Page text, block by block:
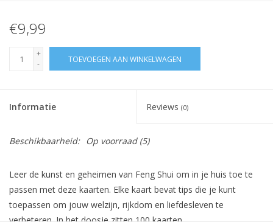
€9,99
+
-
TOEVOEGEN AAN WINKELWAGEN
Informatie Reviews (0)
Beschikbaarheid: Op voorraad(5)
Leer de kunst en geheimen van Feng Shui om in je huis toe te
passen met deze kaarten. Elke kaart bevat tips die je kunt
toepassen om jouw welzijn, rijkdom en liefdesleven te